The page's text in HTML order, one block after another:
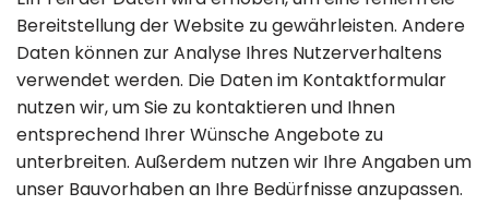
Bereitstellung der Website zu gewährleisten. Andere
Daten können zur Analyse Ihres Nutzerverhaltens
verwendet werden. Die Daten im Kontaktformular
nutzen wir, um Sie zu kontaktieren und Ihnen
entsprechend Ihrer Wünsche Angebote zu
unterbreiten. Außerdem nutzen wir Ihre Angaben um
unser Bauvorhaben an Ihre Bedürfnisse anzupassen.